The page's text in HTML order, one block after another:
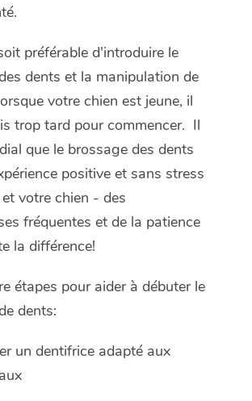
préférable d'introduire le
dents et la manipulation de
votre chien est jeune, il
trop tard pour commencer. Il
que le brossage des dents
positive et sans stress
votre chien - des
fréquentes et de la patience
la différence!
étapes pour aider à débuter le
dents:
un dentifrice adapté aux